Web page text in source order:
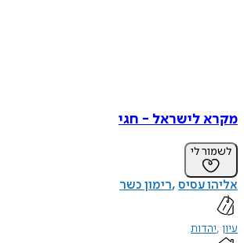
מקרא לישראל - חגי
לשמור לי
אליהו עסיס רימון כשר
עיון יהדות